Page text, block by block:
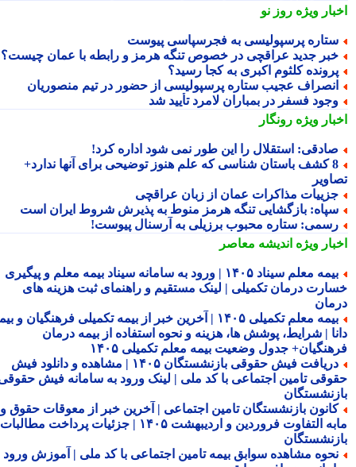
ویژهروز نو
پرسپولیسی به فجرسپاسی پیوست
جدید عراقچی در خصوص تنگه هرمز و رابطه با عمان چیست؟
کلثوم اکبری به کجا رسید؟
عجیب ستاره پرسپولیسی از حضور در تیم منصوریان
فسفر در بمباران لامرد تأیید شد
ویژهرونگار
استقلال را این طور نمی شود اداره کرد!
8 کشف باستان شناسی که علم هنوز توضیحی برای آنها ندارد+
مذاکرات عمان از زبان عراقچی
بازگشایی تنگه هرمز منوط به پذیرش شروط ایران است
ستاره محبوب برزیلی به آرسنال پیوست!
ویژهاندیشه معاصر
بیمه معلم سیناد ۱۴۰۵ | ورود به سامانه سیناد بیمه معلم و پیگیری
درمان تکمیلی | لینک مستقیم و راهنمای ثبت هزینه های
بیمه معلم تکمیلی ۱۴۰۵ | آخرین خبر از بیمه تکمیلی فرهنگیان و بیمه
| شرایط، پوشش ها، هزینه و نحوه استفاده از بیمه درمان
جدول وضعیت بیمه معلم تکمیلی ۱۴۰۵
دریافت فیش حقوقی بازنشستگان ۱۴۰۵ | مشاهده و دانلود فیش
تامین اجتماعی با کد ملی | لینک ورود به سامانه فیش حقوقی
بازنشستگان تامین اجتماعی | آخرین خبر از معوقات حقوق و
مابه التفاوت فروردین و اردیبهشت ۱۴۰۵ | جزئیات پرداخت مطالبات
مشاهده سوابق بیمه تامین اجتماعی با کد ملی | آموزش ورود به